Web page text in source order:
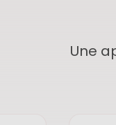
Une